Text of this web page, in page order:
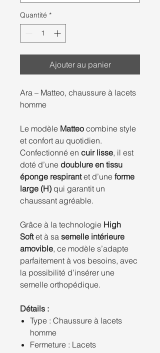
Quantité *
Ajouter au panier
Ara – Matteo, chaussure à lacets
homme
Le modèle Matteo combine style
et confort au quotidien.
Confectionné en cuir lisse, il est
doté d’une doublure en tissu
éponge respirantet d’une forme
large (H) qui garantit un
chaussant agréable.
Grâce à la technologie High
Softet à sa semelle intérieure
amovible, ce modèle s’adapte
parfaitement à vos besoins, avec
la possibilité d’insérer une
semelle orthopédique.
Détails :
Type : Chaussure à lacets
homme
Fermeture : Lacets